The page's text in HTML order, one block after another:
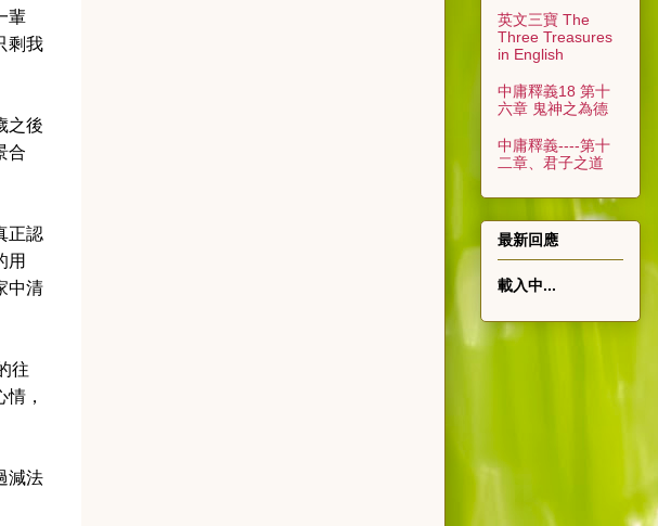
輩
剩我
之後
合
正認
用
中清
往
，
減法
英文三寶 The
Three Treasures
in English
中庸釋義18 第十
六章 鬼神之為德
中庸釋義----第十
二章、君子之道
最新回應
載入中...